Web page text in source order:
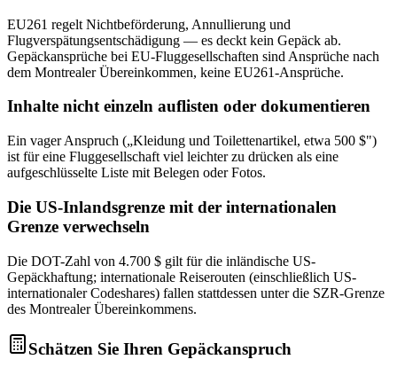
EU261 regelt Nichtbeförderung, Annullierung und
Flugverspätungsentschädigung — es deckt kein Gepäck ab.
Gepäckansprüche bei EU-Fluggesellschaften sind Ansprüche nach
dem Montrealer Übereinkommen, keine EU261-Ansprüche.
Inhalte nicht einzeln auflisten oder dokumentieren
Ein vager Anspruch („Kleidung und Toilettenartikel, etwa 500 $")
ist für eine Fluggesellschaft viel leichter zu drücken als eine
aufgeschlüsselte Liste mit Belegen oder Fotos.
Die US-Inlandsgrenze mit der internationalen
Grenze verwechseln
Die DOT-Zahl von 4.700 $ gilt für die inländische US-
Gepäckhaftung; internationale Reiserouten (einschließlich US-
internationaler Codeshares) fallen stattdessen unter die SZR-Grenze
des Montrealer Übereinkommens.
Schätzen Sie Ihren Gepäckanspruch